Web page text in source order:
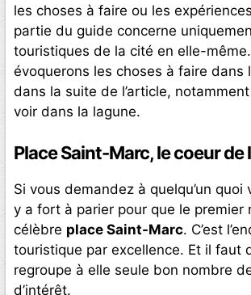
les choses à faire ou les
partie du guide concerne
touristiques de la cité en elle-
évoquerons les choses à faire dans
dans la suite de l’article,
voir dans la lagune.
Place Saint-Marc, le coeur de
Si vous demandez à quelqu’un quoi
y a fort à parier pour que le premier
célèbre place Saint-Marc. C’est
touristique par excellence. Et il faut
regroupe à elle seule bon nombre
d’intérêt.